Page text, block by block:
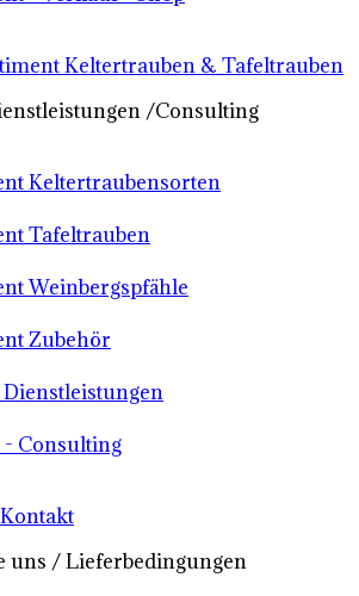
Keltertrauben & Tafeltrauben
/Consulting
Keltertraubensorten
Tafeltrauben
Weinbergspfähle
Zubehör
- Consulting
uns / Lieferbedingungen